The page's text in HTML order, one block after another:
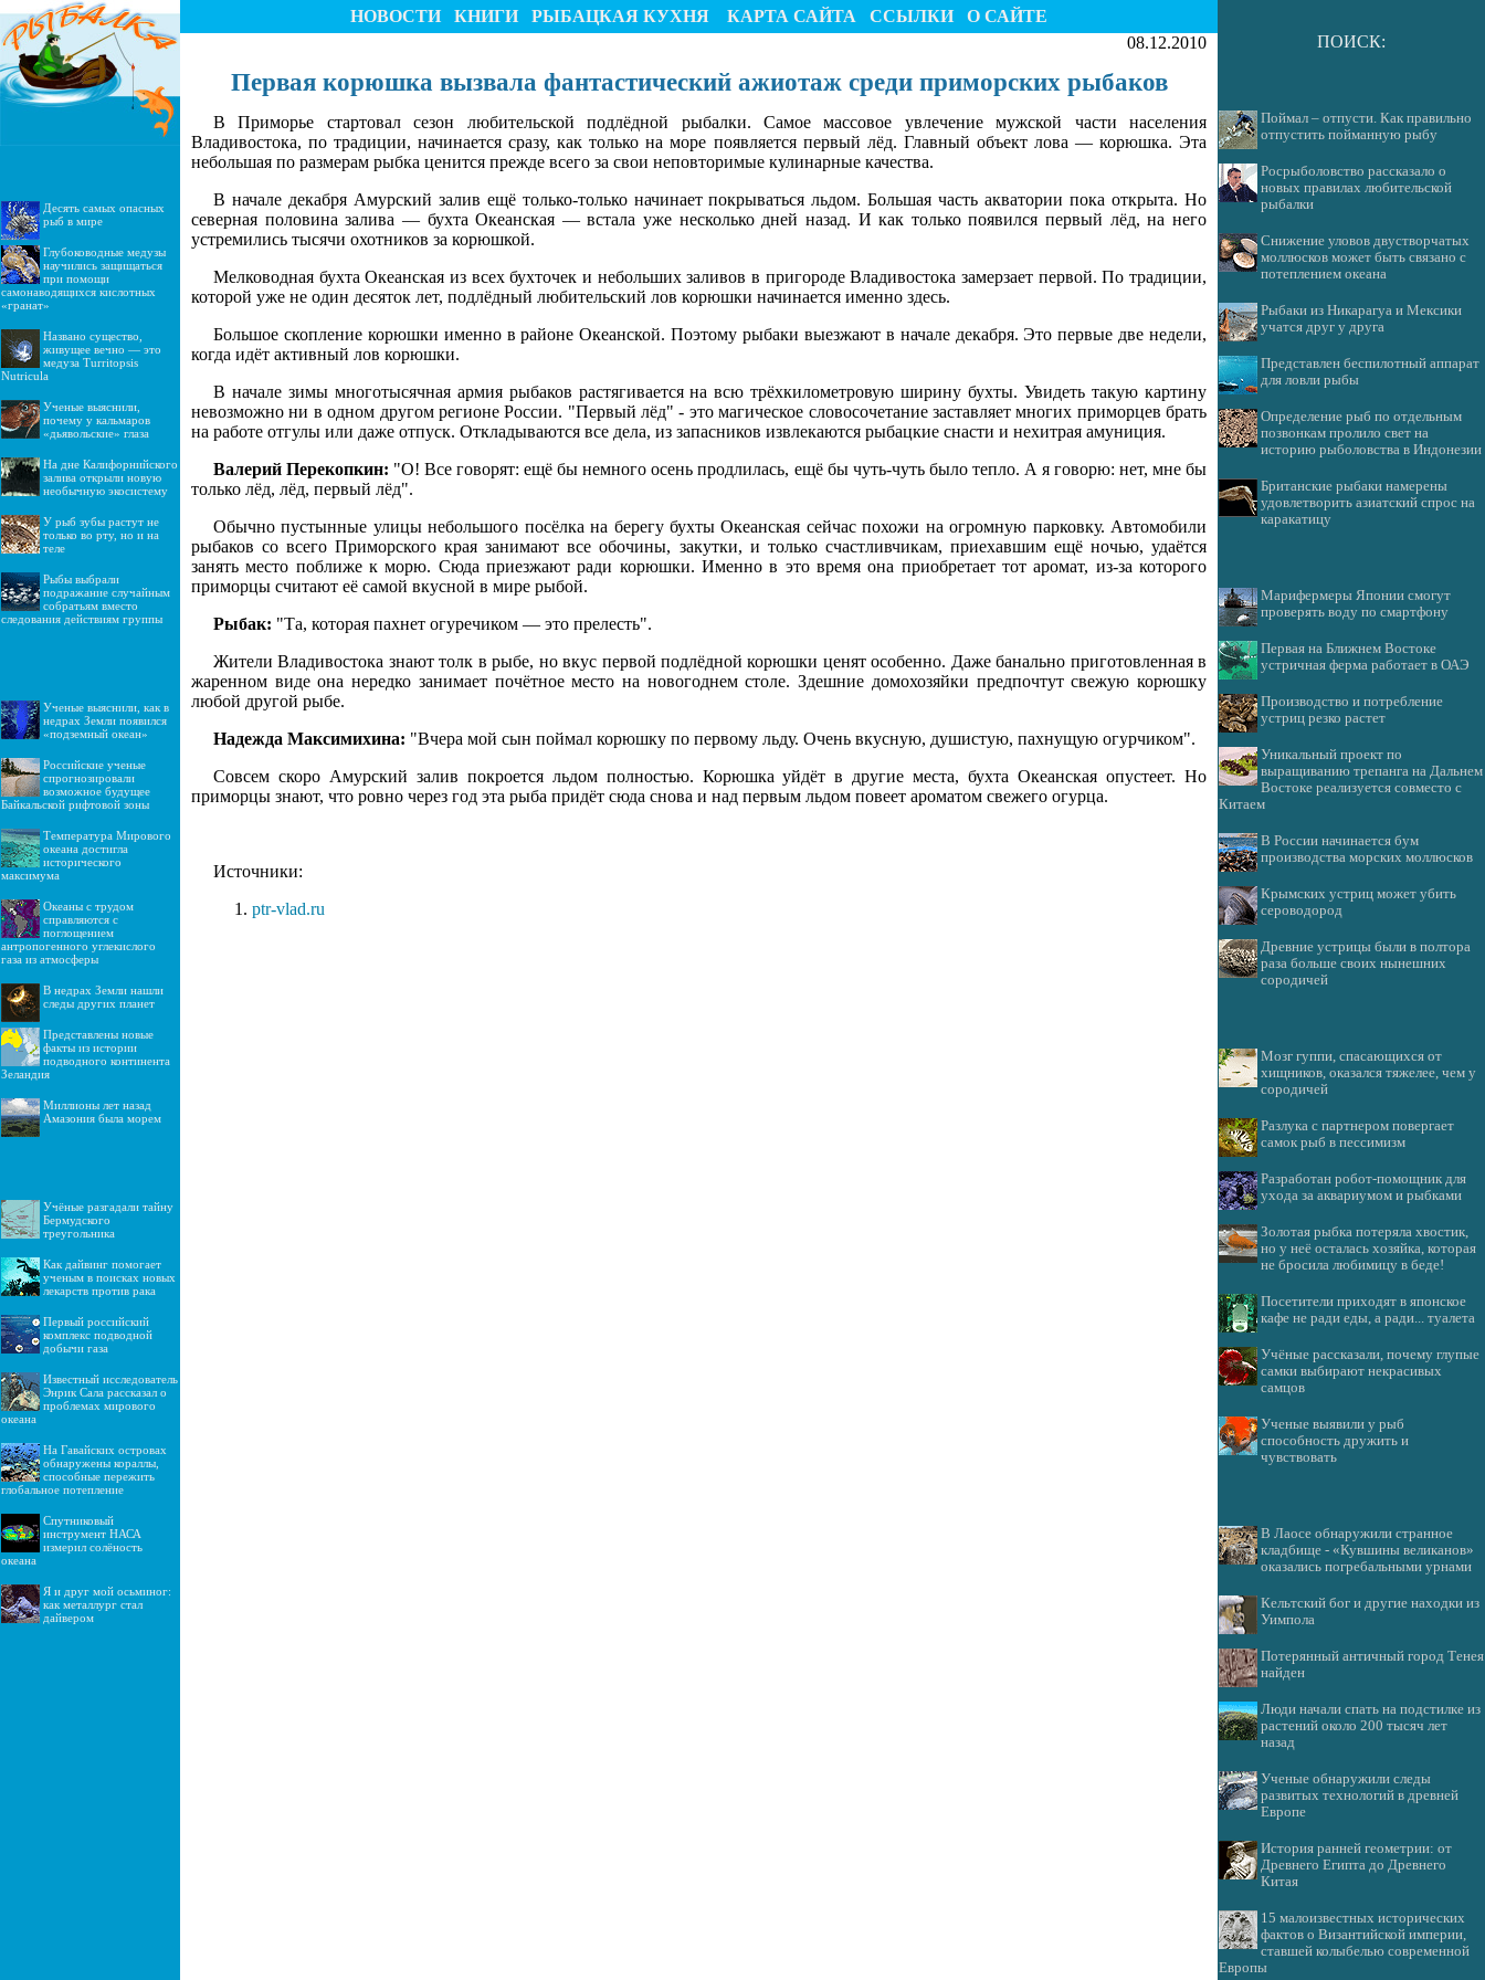
НОВОСТИ КНИГИ РЫБАЦКАЯ КУХНЯ КАРТА САЙТА ССЫЛКИ О САЙТЕ
Десять самых опасных
рыб в мире
Глубоководные медузы
научились защищаться
при помощи
самонаводящихся кислотных
«гранат»
Названо существо,
живущее вечно — это
медуза Turritopsis
Nutricula
Ученые выяснили,
почему у кальмаров
«дьявольские» глаза
На дне Калифорнийского
залива открыли новую
необычную экосистему
У рыб зубы растут не
только во рту, но и на
теле
Рыбы выбрали
подражание случайным
собратьям вместо
следования действиям группы
Ученые выяснили, как в
недрах Земли появился
«подземный океан»
Российские ученые
спрогнозировали
возможное будущее
Байкальской рифтовой зоны
Температура Мирового
океана достигла
исторического
максимума
Океаны с трудом
справляются с
поглощением
антропогенного углекислого
газа из атмосферы
В недрах Земли нашли
следы других планет
Представлены новые
факты из истории
подводного континента
Зеландия
Миллионы лет назад
Амазония была морем
Учёные разгадали тайну
Бермудского
треугольника
Как дайвинг помогает
ученым в поисках новых
лекарств против рака
Первый российский
комплекс подводной
добычи газа
Известный исследователь
Энрик Сала рассказал о
проблемах мирового
океана
На Гавайских островах
обнаружены кораллы,
способные пережить
глобальное потепление
Спутниковый
инструмент НАСА
измерил солёность
океана
Я и друг мой осьминог:
как металлург стал
дайвером
08.12.2010
Первая корюшка вызвала фантастический ажиотаж среди приморских рыбаков
В Приморье стартовал сезон любительской подлёдной рыбалки. Самое массовое увлечение мужской части населения
Владивостока, по традиции, начинается сразу, как только на море появляется первый лёд. Главный объект лова — корюшка. Эта
небольшая по размерам рыбка ценится прежде всего за свои неповторимые кулинарные качества.
В начале декабря Амурский залив ещё только-только начинает покрываться льдом. Большая часть акватории пока открыта. Но
северная половина залива — бухта Океанская — встала уже несколько дней назад. И как только появился первый лёд, на него
устремились тысячи охотников за корюшкой.
Мелководная бухта Океанская из всех бухточек и небольших заливов в пригороде Владивостока замерзает первой. По традиции,
которой уже не один десяток лет, подлёдный любительский лов корюшки начинается именно здесь.
Большое скопление корюшки именно в районе Океанской. Поэтому рыбаки выезжают в начале декабря. Это первые две недели,
когда идёт активный лов корюшки.
В начале зимы многотысячная армия рыбаков растягивается на всю трёхкилометровую ширину бухты. Увидеть такую картину
невозможно ни в одном другом регионе России. "Первый лёд" - это магическое словосочетание заставляет многих приморцев брать
на работе отгулы или даже отпуск. Откладываются все дела, из запасников извлекаются рыбацкие снасти и нехитрая амуниция.
Валерий Перекопкин: "О! Все говорят: ещё бы немного осень продлилась, ещё бы чуть-чуть было тепло. А я говорю: нет, мне бы
только лёд, лёд, первый лёд".
Обычно пустынные улицы небольшого посёлка на берегу бухты Океанская сейчас похожи на огромную парковку. Автомобили
рыбаков со всего Приморского края занимают все обочины, закутки, и только счастливчикам, приехавшим ещё ночью, удаётся
занять место поближе к морю. Сюда приезжают ради корюшки. Именно в это время она приобретает тот аромат, из-за которого
приморцы считают её самой вкусной в мире рыбой.
Рыбак: "Та, которая пахнет огуречиком — это прелесть".
Жители Владивостока знают толк в рыбе, но вкус первой подлёдной корюшки ценят особенно. Даже банально приготовленная в
жаренном виде она нередко занимает почётное место на новогоднем столе. Здешние домохозяйки предпочтут свежую корюшку
любой другой рыбе.
Надежда Максимихина: "Вчера мой сын поймал корюшку по первому льду. Очень вкусную, душистую, пахнущую огурчиком".
Совсем скоро Амурский залив покроется льдом полностью. Корюшка уйдёт в другие места, бухта Океанская опустеет. Но
приморцы знают, что ровно через год эта рыба придёт сюда снова и над первым льдом повеет ароматом свежего огурца.
Источники:
ptr-vlad.ru
ПОИСК:
Поймал – отпусти. Как правильно
отпустить пойманную рыбу
Росрыболовство рассказало о
новых правилах любительской
рыбалки
Снижение уловов двустворчатых
моллюсков может быть связано с
потеплением океана
Рыбаки из Никарагуа и Мексики
учатся друг у друга
Представлен беспилотный аппарат
для ловли рыбы
Определение рыб по отдельным
позвонкам пролило свет на
историю рыболовства в Индонезии
Британские рыбаки намерены
удовлетворить азиатский спрос на
каракатицу
Марифермеры Японии смогут
проверять воду по смартфону
Первая на Ближнем Востоке
устричная ферма работает в ОАЭ
Производство и потребление
устриц резко растет
Уникальный проект по
выращиванию трепанга на Дальнем
Востоке реализуется совместо с
Китаем
В России начинается бум
производства морских моллюсков
Крымских устриц может убить
сероводород
Древние устрицы были в полтора
раза больше своих нынешних
сородичей
Мозг гуппи, спасающихся от
хищников, оказался тяжелее, чем у
сородичей
Разлука с партнером повергает
самок рыб в пессимизм
Разработан робот-помощник для
ухода за аквариумом и рыбками
Золотая рыбка потеряла хвостик,
но у неё осталась хозяйка, которая
не бросила любимицу в беде!
Посетители приходят в японское
кафе не ради еды, а ради... туалета
Учёные рассказали, почему глупые
самки выбирают некрасивых
самцов
Ученые выявили у рыб
способность дружить и
чувствовать
В Лаосе обнаружили странное
кладбище - «Кувшины великанов»
оказались погребальными урнами
Кельтский бог и другие находки из
Уимпола
Потерянный античный город Тенея
найден
Люди начали спать на подстилке из
растений около 200 тысяч лет
назад
Ученые обнаружили следы
развитых технологий в древней
Европе
История ранней геометрии: от
Древнего Египта до Древнего
Китая
15 малоизвестных исторических
фактов о Византийской империи,
ставшей колыбелью современной
Европы